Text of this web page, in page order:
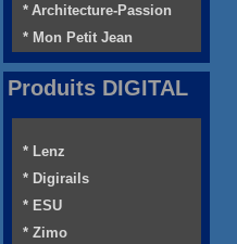
* Architecture-Passion
* Mon Petit Jean
Produits DIGITAL
* Lenz
* Digirails
* ESU
* Zimo